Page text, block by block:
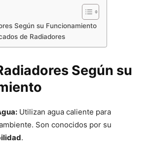
Según su Funcionamiento
de Radiadores
Según su
Utilizan agua caliente para
Son conocidos por su
.